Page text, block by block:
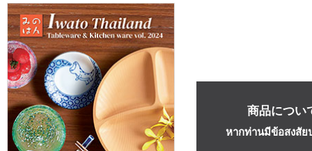
商品につい
หากท่านมีข้อสงสัย